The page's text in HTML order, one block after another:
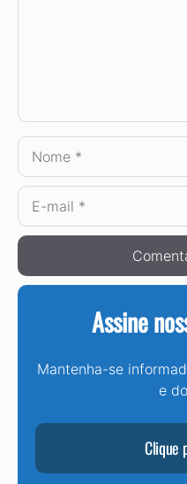
Nome
E-
mail
Assine
Mantenha-se
e
Clique